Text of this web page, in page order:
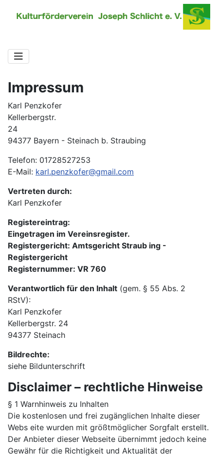
Impressum
Karl Penzkofer
Kellerbergstr.
24
94377 Bayern - Steinach b. Straubing
Telefon: 01728527253
E-Mail: karl.penzkofer@gmail.com
Vertreten durch:
Karl Penzkofer
Registereintrag:
Eingetragen im Vereinsregister.
Registergericht: Amtsgericht Straub ing -
Registergericht
Registernummer: VR 760
Verantwortlich für den Inhalt (gem. § 55 Abs. 2
RStV):
Karl Penzkofer
Kellerbergstr. 24
94377 Steinach
Bildrechte:
siehe Bildunterschrift
Disclaimer – rechtliche Hinweise
§ 1 Warnhinweis zu Inhalten
Die kostenlosen und frei zugänglichen Inhalte dieser
Webs eite wurden mit größtmöglicher Sorgfalt erstellt.
Der Anbieter dieser Webseite übernimmt jedoch keine
Gewähr für die Richtigkeit und Aktualität der